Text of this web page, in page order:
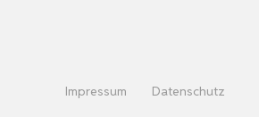
Impressum Datenschutz